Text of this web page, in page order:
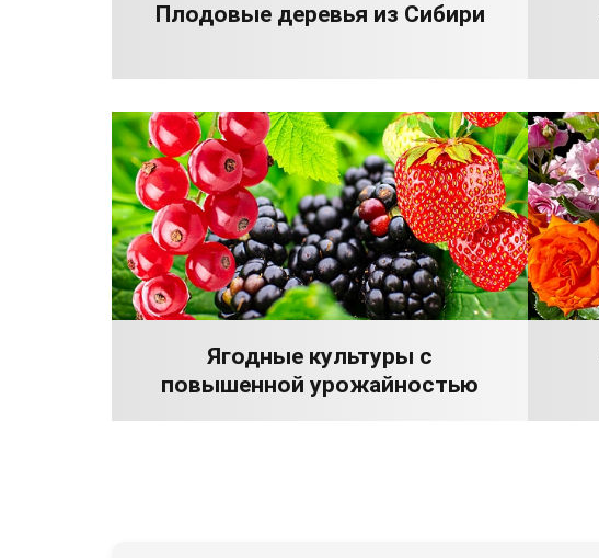
Плодовые деревья из Сибири
Ягодные культуры с
повышенной урожайностью